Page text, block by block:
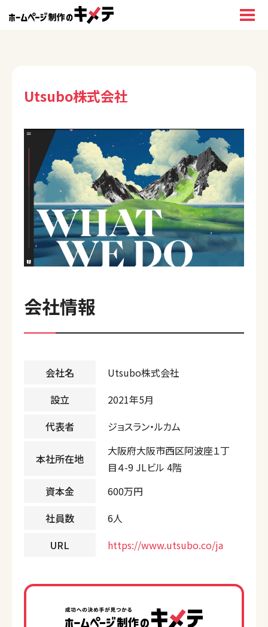
Utsubo株式会社
会社情報
会社名
Utsubo株式会社
設立
2021年5月
代表者
ジョスラン・ルカム
本社所在地
大阪府大阪市西区阿波座１丁
目４-9 JLビル 4階
資本金
600万円
社員数
6人
URL
https://www.utsubo.co/ja